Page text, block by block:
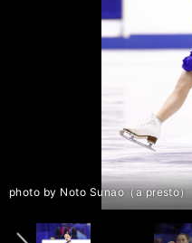
photo by Noto Sunao（a presto）
photo by Noto Sunao（a presto）
photo by Noto Sunao（a presto）
photo by Noto Sunao（a presto）
photo by Noto Sunao（a presto）
photo by Noto Sunao（a presto）
photo by Noto Sunao（a presto）
photo by Noto Sunao（a presto）
photo by Noto Sunao（a presto）
photo by Noto Sunao（a presto）
photo by Noto Sunao（a presto）
photo by Noto Sunao（a presto）
photo by Noto Sunao（a presto）
photo by Noto Sunao（a presto）
photo by Noto Sunao（a presto）
photo by Noto Sunao（a presto）
photo by Noto Sunao（a presto）
photo by Noto Sunao（a presto）
photo by Noto Sunao（a presto）
photo by Noto Sunao（a presto）
photo by Noto Sunao（a presto）
photo by Noto Sunao（a presto）
photo by Noto Sunao（a presto）
前へ